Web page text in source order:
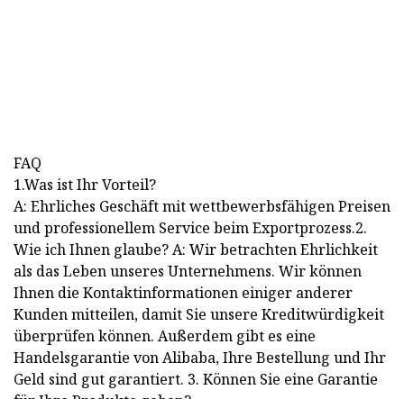
FAQ
1.Was ist Ihr Vorteil?
A: Ehrliches Geschäft mit wettbewerbsfähigen Preisen
und professionellem Service beim Exportprozess.2.
Wie ich Ihnen glaube? A: Wir betrachten Ehrlichkeit
als das Leben unseres Unternehmens. Wir können
Ihnen die Kontaktinformationen einiger anderer
Kunden mitteilen, damit Sie unsere Kreditwürdigkeit
überprüfen können. Außerdem gibt es eine
Handelsgarantie von Alibaba, Ihre Bestellung und Ihr
Geld sind gut garantiert. 3. Können Sie eine Garantie